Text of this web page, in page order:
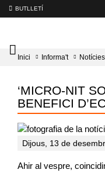
BUTLLETÍ
Mobile
menu
Inici Informa't Notícies
‘MICRO-NIT
BENEFICI
Dijous, 13 de
Ahir al vespre,